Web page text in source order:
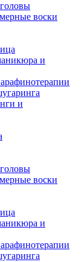
воски
и
и
воски
и